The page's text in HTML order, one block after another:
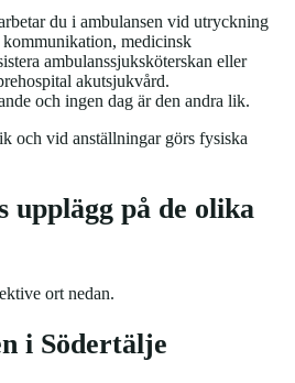
du i ambulansen vid utryckning
medicinsk
ambulanssjuksköterskan eller
akutsjukvård.
och ingen dag är den andra lik.
och vid anställningar görs fysiska
upplägg på de olika
ort nedan.
i Södertälje